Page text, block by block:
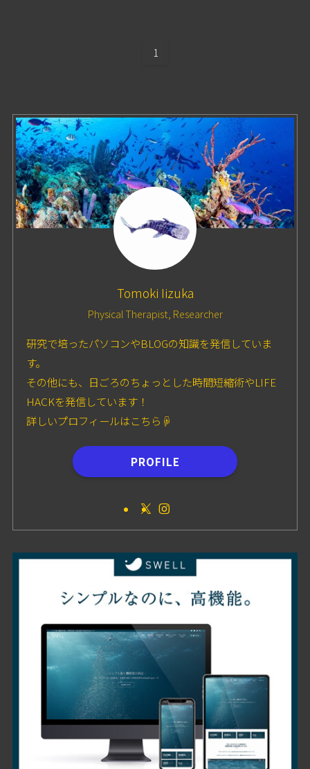
1
Tomoki Iizuka
Physical Therapist, Researcher
研究で培ったパソコンやBLOGの知識を発信していま
す。
その他にも、日ごろのちょっとした時間短縮術やLIFE
HACKを発信しています！
詳しいプロフィールはこちら☟
PROFILE